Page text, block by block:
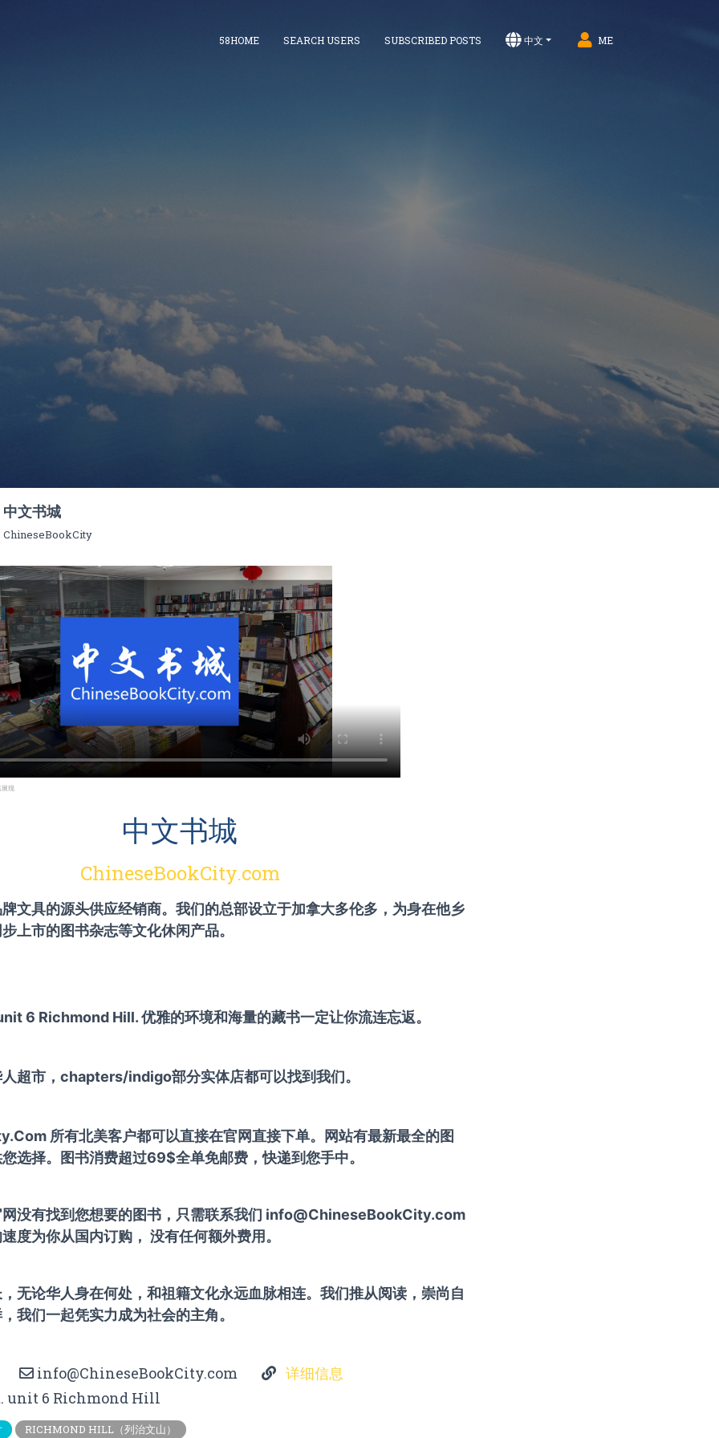
58HOME SEARCH USERS SUBSCRIBED POSTS 中文 ME
中文书城
ChineseBookCity
展现
中文书城
ChineseBookCity.com
文具的源头供应经销商。我们的总部设立于加拿大多伦多，为身在他乡
上市的图书杂志等文化休闲产品。
6 Richmond Hill. 优雅的环境和海量的藏书一定让你流连忘返。
超市，chapters/indigo部分实体店都可以找到我们。
所有北美客户都可以直接在官网直接下单。网站有最新最全的图
选择。图书消费超过69$全单免邮费，快递到您手中。
网没有找到您想要的图书，只需联系我们 info@ChineseBookCity.com
度为你从国内订购， 没有任何额外费用。
无论华人身在何处，和祖籍文化永远血脉相连。我们推从阅读，崇尚自
我们一起凭实力成为社会的主角。
info@ChineseBookCity.com
详细信息
unit 6 Richmond Hill
RICHMOND HILL（列治文山）